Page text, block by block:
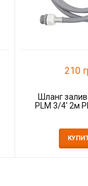
210
Шланг
PLM 3/4' 2м